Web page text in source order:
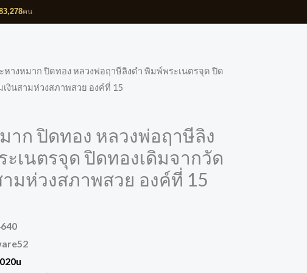
คน
หางหมาก ปิดทอง หลวงพ่อฤาษีลิงดำ พิมพ์พระเนตรจุด ปิด
เงินสามห่วงสภาพสวย องค์ที่ 15
าก ปิดทอง หลวงพ่อฤาษีลิง
เนตรจุด ปิดทองเดิมจากวัด
ามห่วงสภาพสวย องค์ที่ 15